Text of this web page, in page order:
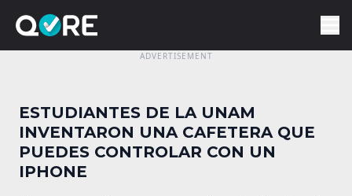
ESTUDIANTES DE LA UNAM
INVENTARON UNA CAFETERA QUE
PUEDES CONTROLAR CON UN
IPHONE